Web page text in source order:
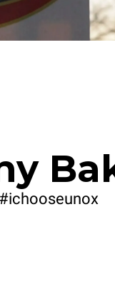
#ichooseunox